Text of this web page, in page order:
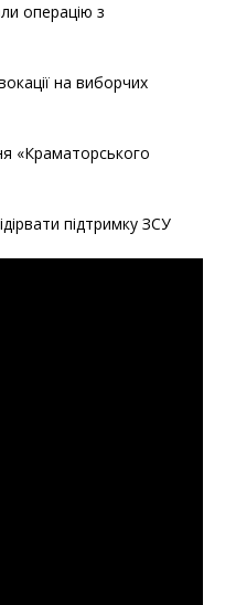
операцію з
на виборчих
«Краматорського
підтримку ЗСУ